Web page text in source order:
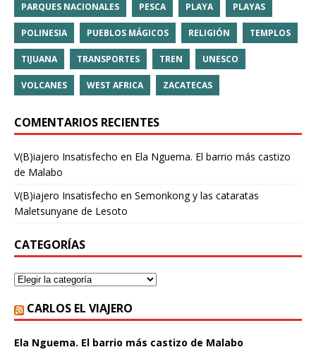
PARQUES NACIONALES PESCA PLAYA PLAYAS
POLINESIA PUEBLOS MÁGICOS RELIGIÓN TEMPLOS
TIJUANA TRANSPORTES TREN UNESCO
VOLCANES WEST AFRICA ZACATECAS
COMENTARIOS RECIENTES
V(B)iajero Insatisfecho en Ela Nguema. El barrio más castizo
de Malabo
V(B)iajero Insatisfecho en Semonkong y las cataratas
Maletsunyane de Lesoto
CATEGORÍAS
CARLOS EL VIAJERO
Ela Nguema. El barrio más castizo de Malabo